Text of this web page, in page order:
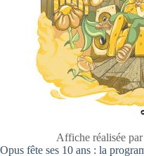
Affiche réalisée
Opus fête ses 10 ans : la